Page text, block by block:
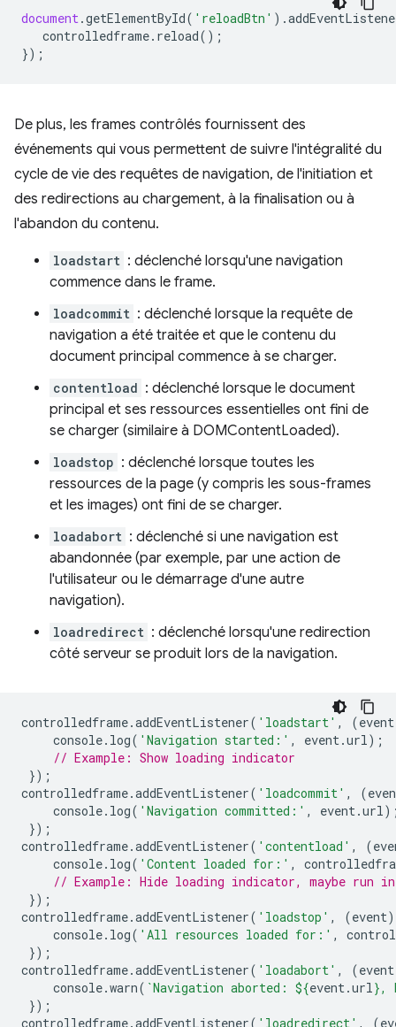
document.getElementById( 'reloadBtn' ).
controlledframe. reload();
});
De plus, les frames contrôlés fournissent des
événements qui vous permettent de suivre l'intégralité du
cycle de vie des requêtes de navigation, de l'initiation et
des redirections au chargement, à la finalisation ou à
l'abandon du contenu.
loadstart : déclenché lorsqu'une navigation
commence dans le frame.
loadcommit : déclenché lorsque la requête de
navigation a été traitée et que le contenu du
document principal commence à se charger.
contentload : déclenché lorsque le document
principal et ses ressources essentielles ont fini de
se charger (similaire à DOMContentLoaded).
loadstop : déclenché lorsque toutes les
ressources de la page (y compris les sous-frames
et les images) ont fini de se charger.
loadabort : déclenché si une navigation est
abandonnée (par exemple, par une action de
l'utilisateur ou le démarrage d'une autre
navigation).
loadredirect : déclenché lorsqu'une redirection
côté serveur se produit lors de la navigation.
controlledframe.addEventListener( 'loadstart' , (event
console. log( 'Navigation started:' , event.url);
// Example: Show loading indicator
});
controlledframe.addEventListener( 'loadcommit' , (
console. log( 'Navigation committed:' , event.url
});
controlledframe.addEventListener( 'contentload' , (
console. log( 'Content loaded for:' ,
// Example: Hide loading indicator, maybe
});
controlledframe.addEventListener( 'loadstop' , (event)
console. log( 'All resources loaded for:' ,
});
controlledframe.addEventListener( 'loadabort' , (event
console.warn( `Navigation aborted: ${event.url},
});
controlledframe.addEventListener( 'loadredirect' , (